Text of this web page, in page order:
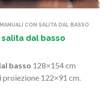
CON SALITA DAL BASSO
salita dal basso
basso 128×154 cm
122×91 cm.